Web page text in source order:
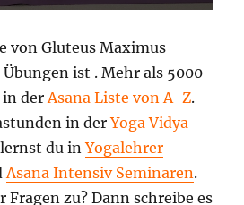
von Gluteus Maximus
ist . Mehr als 5000
in der Asana Liste von A-Z.
in derYoga Vidya
lernst du inYogalehrer
Asana Intensiv Seminaren.
Fragen zu? Dann schreibe es